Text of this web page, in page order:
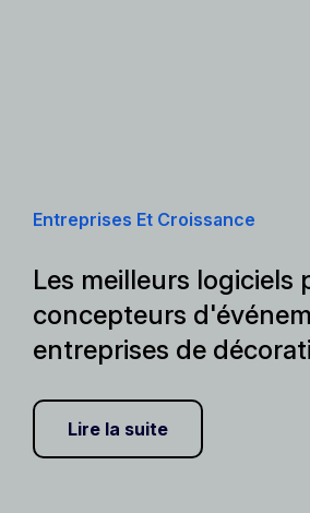
Entreprises Et Croissance
Les meilleurs logiciels
concepteurs
entreprises de
Lire la suite